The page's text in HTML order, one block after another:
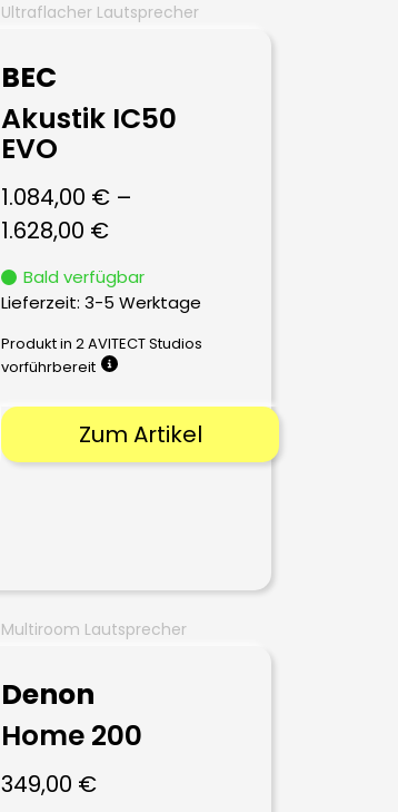
Ultraflacher Lautsprecher
BEC
Akustik IC50
EVO
1.084,00 € –
1.628,00 €
Bald verfügbar
Lieferzeit: 3-5 Werktage
Produkt in 2 AVITECT Studios
vorführbereit
Zum Artikel
Multiroom Lautsprecher
Denon
Home 200
349,00 €